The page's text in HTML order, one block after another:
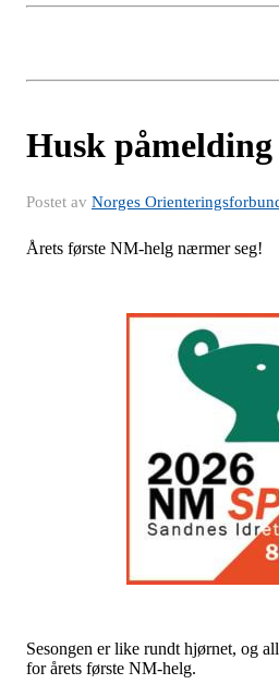
Husk
Postet av Norges
Årets første NM-helg nærmer seg!
Sesongen er like rundt hjørnet, og
for årets første NM-helg.